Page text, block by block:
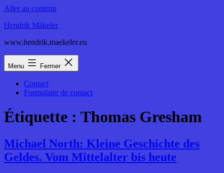
Aller au contenu
Hendrik Mäkeler
www.hendrik.maekeler.eu
Menu Fermer
Contact
Formulaire de contact
Étiquette : Thomas Gresham
Michael North: Kleine Geschichte des
Geldes. Vom Mittelalter bis heute